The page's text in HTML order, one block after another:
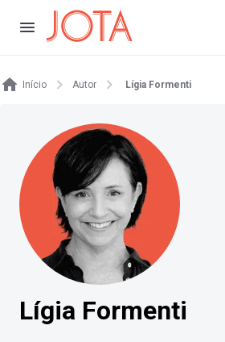
Início Autor Lígia Formenti
Lígia Formenti